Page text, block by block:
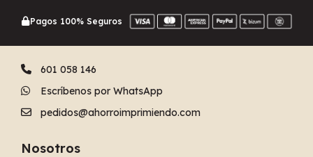
Pagos 100% Seguros
601 058 146
Escríbenos por WhatsApp
pedidos@ahorroimprimiendo.com
Nosotros